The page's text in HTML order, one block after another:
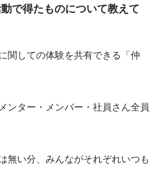
で得たものについて教えて
関しての体験を共有できる「仲
ンター・メンバー・社員さん全員
無い分、みんながそれぞれいつも